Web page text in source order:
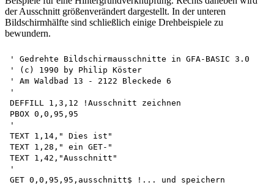
der Ausschnitt größenverändert dargestellt. In der unteren
Bildschirmhälfte sind schließlich einige Drehbeispiele zu
bewundern.
' Gedrehte Bildschirmausschnitte in GFA-BASIC 3.0
' (c) 1990 by Philip Köster
' Am Waldbad 13 - 2122 Bleckede 6
'
DEFFILL 1,3,12 !Ausschnitt zeichnen
PBOX 0,0,95,95
'
TEXT 1,14," Dies ist"
TEXT 1,28," ein GET-"
TEXT 1,42,"Ausschnitt"
'
GET 0,0,95,95,ausschnitt$ !... und speichern